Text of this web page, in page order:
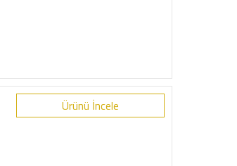
Ürünü İncele